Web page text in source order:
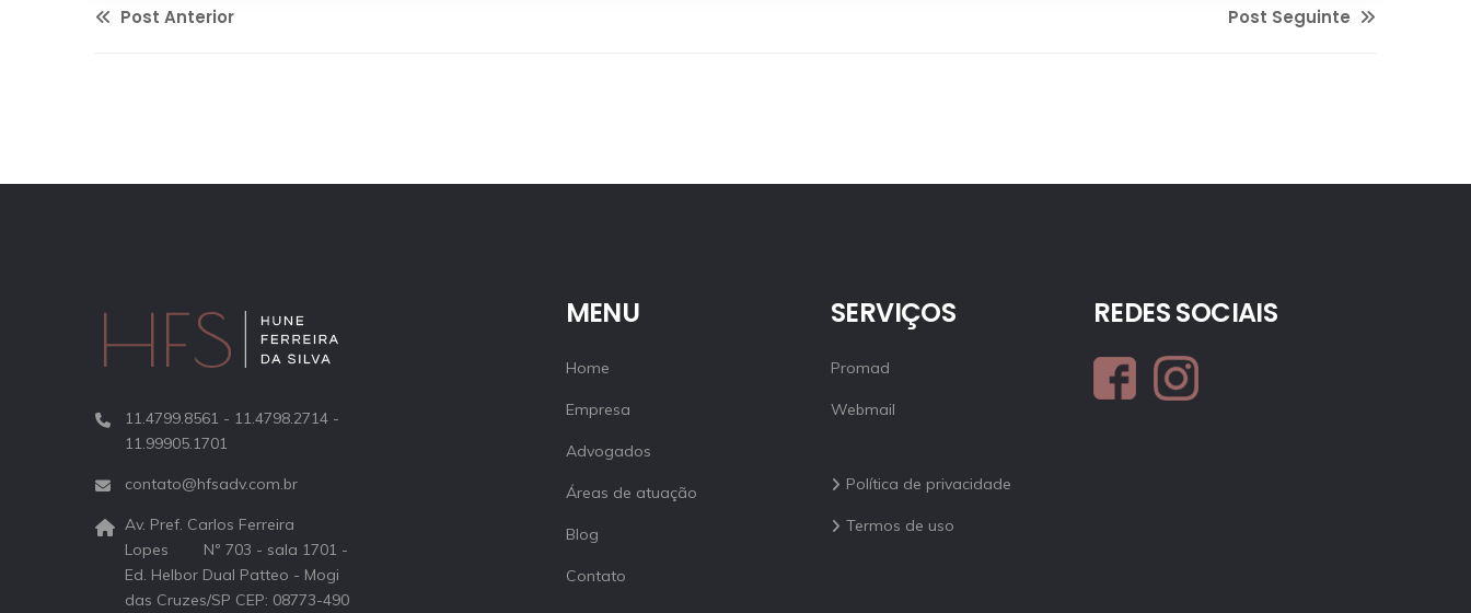
Post Anterior Post Seguinte
11.4799.8561 - 11.4798.2714 -
11.99905.1701
contato@hfsadv.com.br
Av. Pref. Carlos Ferreira
Lopes Nº 703 - sala 1701 -
Ed. Helbor Dual Patteo - Mogi
das Cruzes/SP CEP: 08773-490
MENU
Home
Empresa
Advogados
Áreas de atuação
Blog
Contato
SERVIÇOS
Promad
Webmail
Política de privacidade
Termos de uso
REDES SOCIAIS